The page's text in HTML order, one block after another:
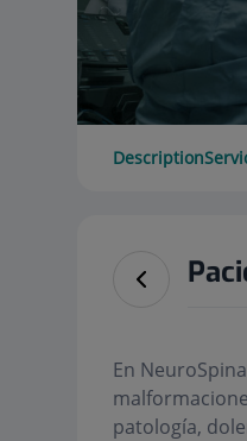
Description
En
patología,